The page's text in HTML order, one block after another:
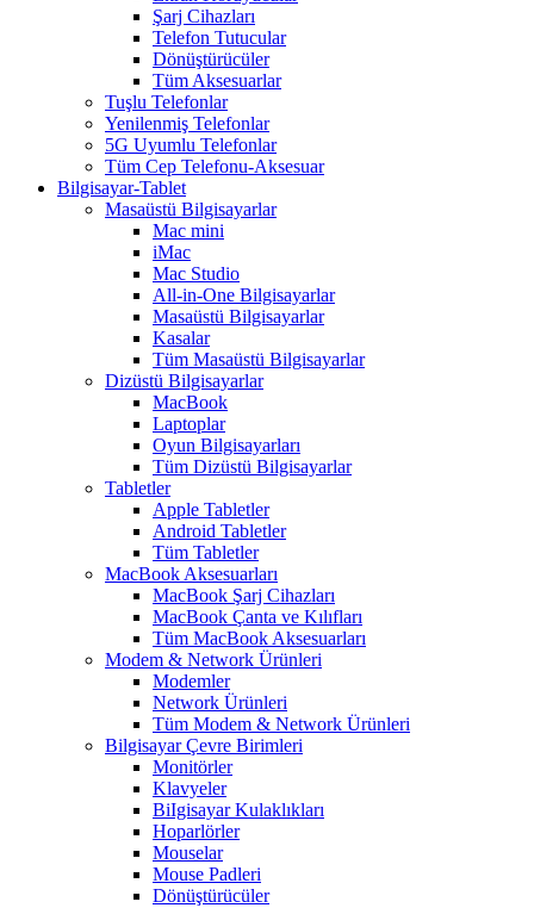
Şarj Cihazları
Telefon Tutucular
Dönüştürücüler
Tüm Aksesuarlar
Tuşlu Telefonlar
Yenilenmiş Telefonlar
5G Uyumlu Telefonlar
Tüm Cep Telefonu-Aksesuar
Bilgisayar-Tablet
Masaüstü Bilgisayarlar
Mac mini
iMac
Mac Studio
All-in-One Bilgisayarlar
Masaüstü Bilgisayarlar
Kasalar
Tüm Masaüstü Bilgisayarlar
Dizüstü Bilgisayarlar
MacBook
Laptoplar
Oyun Bilgisayarları
Tüm Dizüstü Bilgisayarlar
Tabletler
Apple Tabletler
Android Tabletler
Tüm Tabletler
MacBook Aksesuarları
MacBook Şarj Cihazları
MacBook Çanta ve Kılıfları
Tüm MacBook Aksesuarları
Modem & Network Ürünleri
Modemler
Network Ürünleri
Tüm Modem & Network Ürünleri
Bilgisayar Çevre Birimleri
Monitörler
Klavyeler
BiIgisayar Kulaklıkları
Hoparlörler
Mouselar
Mouse Padleri
Dönüştürücüler